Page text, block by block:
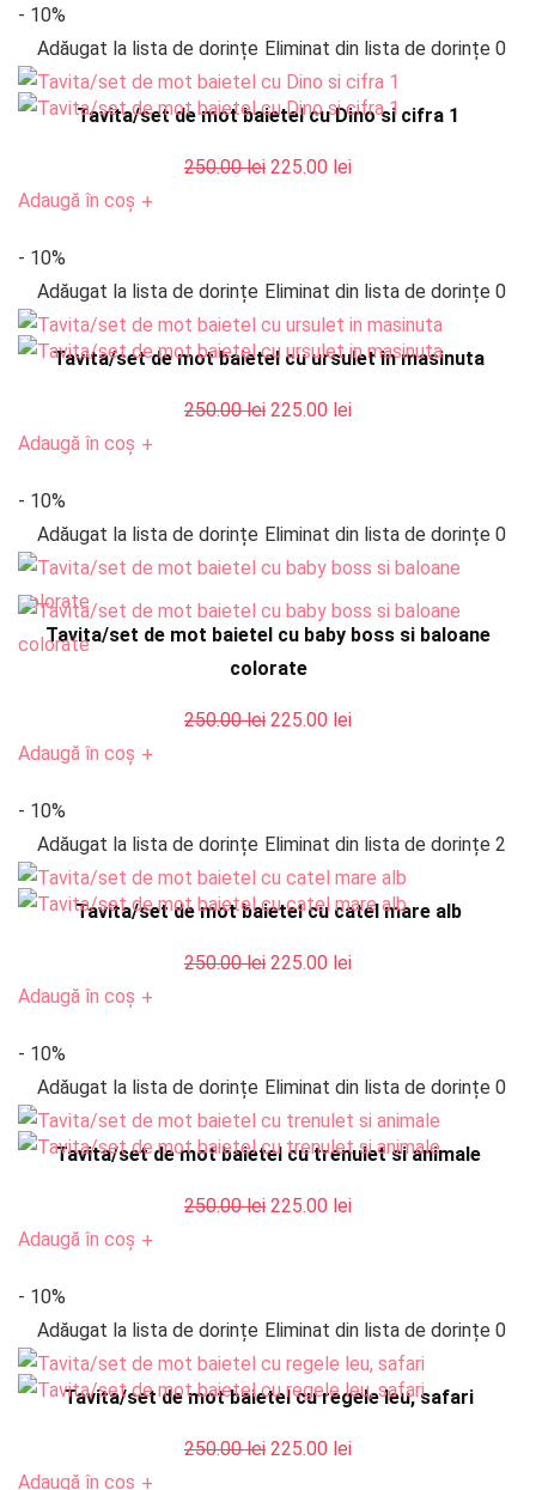
250.00 lei.
- 10%
Adăugat la lista de dorințe Eliminat din lista de dorințe 0
Tavita/set de mot baietel cu Dino si cifra 1
250.00lei Prețul
250.00 lei.
225.00 leiPrețul
Adaugă în coș +
- 10%
Adăugat la lista de dorințe Eliminat din lista de dorințe 0
Tavita/set de mot baietel cu ursulet in masinuta
250.00lei Prețul
250.00 lei.
225.00 leiPrețul
Adaugă în coș +
- 10%
Adăugat la lista de dorințe Eliminat din lista de dorințe 0
Tavita/set de mot baietel cu baby boss si baloane
colorate
250.00lei Prețul
250.00 lei.
225.00 leiPrețul
Adaugă în coș +
- 10%
Adăugat la lista de dorințe Eliminat din lista de dorințe 2
Tavita/set de mot baietel cu catel mare alb
250.00lei Prețul
250.00 lei.
225.00 leiPrețul
Adaugă în coș +
- 10%
Adăugat la lista de dorințe Eliminat din lista de dorințe 0
Tavita/set de mot baietel cu trenulet si animale
250.00lei Prețul
250.00 lei.
225.00 leiPrețul
Adaugă în coș +
- 10%
Adăugat la lista de dorințe Eliminat din lista de dorințe 0
Tavita/set de mot baietel cu regele leu, safari
250.00lei Prețul
225.00 leiPrețul
Adaugă în coș +